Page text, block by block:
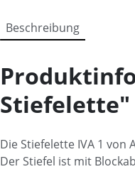
Beschreibung
Stiefelette"
Die Stiefelette IVA 1 von
Der Stiefel ist mit